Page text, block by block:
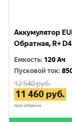
Аккумулятор
Обратная, R+
Емкость: 120 Ач
Пусковой ток:
12 540руб.
11 460 руб.
при обмене